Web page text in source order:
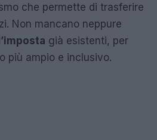
che permette di trasferire
Non mancano neppure
già esistenti, per
più ampio e inclusivo.